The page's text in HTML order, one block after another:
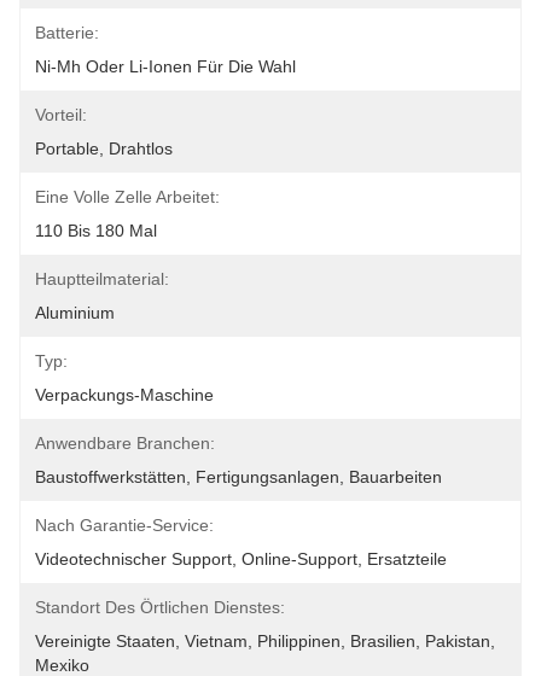
Batterie:
Ni-Mh Oder Li-Ionen Für Die Wahl
Vorteil:
Portable, Drahtlos
Eine Volle Zelle Arbeitet:
110 Bis 180 Mal
Hauptteilmaterial:
Aluminium
Typ:
Verpackungs-Maschine
Anwendbare Branchen:
Baustoffwerkstätten, Fertigungsanlagen, Bauarbeiten
Nach Garantie-Service:
Videotechnischer Support, Online-Support, Ersatzteile
Standort Des Örtlichen Dienstes:
Vereinigte Staaten, Vietnam, Philippinen, Brasilien, Pakistan,
Mexiko